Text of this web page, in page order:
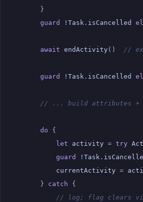
}
guard
! Task . isCancelled
await endActivity() //
guard ! Task . isCancelled
// ... build attributes +
do
{
let
activity = try
guard
! Task .
currentActivity =
}
catch
{
// log; flag clears